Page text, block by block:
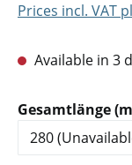
Prices incl. VAT
Available in 3
Select
Gesamtlänge